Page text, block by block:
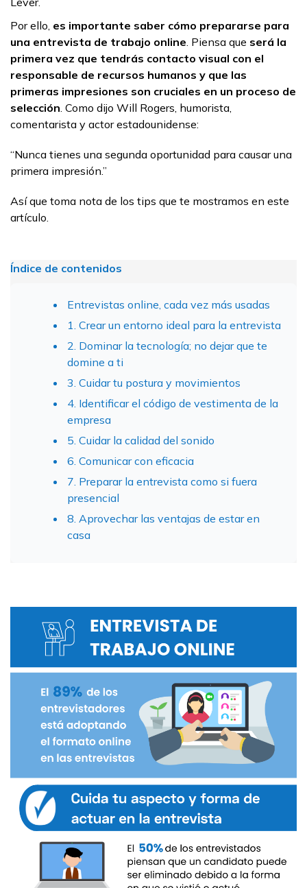
Por ello, es importante saber cómo prepararse para
una entrevista de trabajo online. Piensa que será la
primera vez que tendrás contacto visual con el
responsable de recursos humanos y que las
primeras impresiones son cruciales en un proceso de
selección. Como dijo Will Rogers, humorista,
comentarista y actor estadounidense:
“Nunca tienes una segunda oportunidad para causar una
primera impresión.”
Así que toma nota de los tips que te mostramos en este
artículo.
Índice de contenidos
Entrevistas online, cada vez más usadas
1. Crear un entorno ideal para la entrevista
2. Dominar la tecnología; no dejar que te
domine a ti
3. Cuidar tu postura y movimientos
4. Identificar el código de vestimenta de la
empresa
5. Cuidar la calidad del sonido
6. Comunicar con eficacia
7. Preparar la entrevista como si fuera
presencial
8. Aprovechar las ventajas de estar en
casa